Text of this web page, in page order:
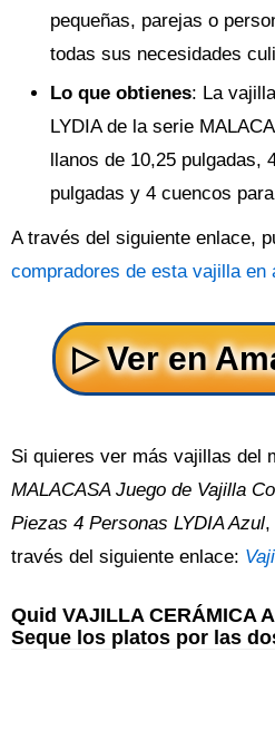
pequeñas, parejas o
todas sus necesidades
Lo que obtienes: La
LYDIA de la serie
llanos de 10,25 pulgadas,
pulgadas y 4 cuencos
A través del siguiente enlace,
compradores de esta vajilla en
Si quieres ver más vajillas del
MALACASA Juego de Vajilla
Piezas 4 Personas LYDIA Azul,
través del siguiente enlace:
Quid VAJILLA CERÁMICA
Seque los platos por las